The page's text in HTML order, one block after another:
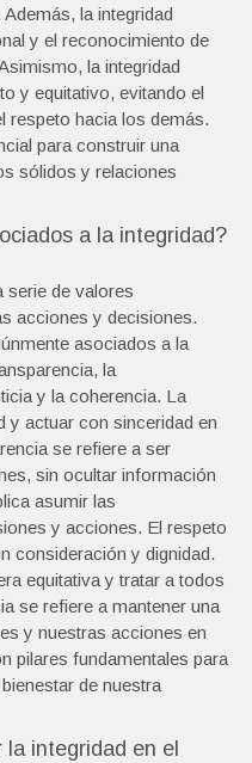
la integridad
y el reconocimiento de
la integridad
y equitativo, evitando el
respeto hacia los demás.
para construir una
sólidos y relaciones
a la integridad?
serie de valores
acciones y decisiones.
asociados a la
la
y la coherencia. La
y actuar con sinceridad en
se refiere a ser
sin ocultar información
asumir las
y acciones. El respeto
consideración y dignidad.
equitativa y tratar a todos
se refiere a mantener una
y nuestras acciones en
pilares fundamentales para
de nuestra
integridad en el